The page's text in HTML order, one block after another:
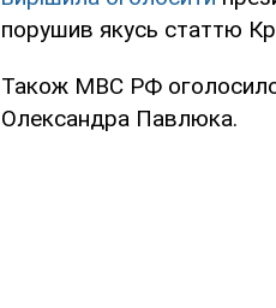
порушив якусь статтю
Також МВС РФ оголосило
Олександра Павлюка.